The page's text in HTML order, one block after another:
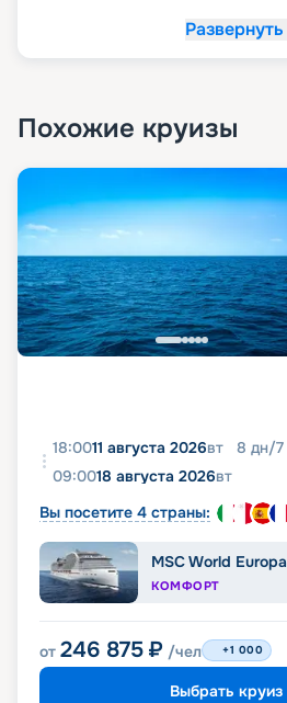
Развернуть
Похожие круизы
18:0011 августа 2026вт 8 дн/7
09:0018 августа 2026вт
Вы посетите 4 страны:
MSC World Europa
КОМФОРТ
от 246 875 ₽ /чел +1 000
Выбрать круиз